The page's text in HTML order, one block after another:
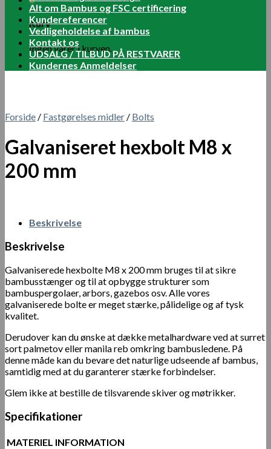
Kurv
Ingen varer i kurven.
Alt om Bambus og FSC certificering
Kundereferencer
Vedligeholdelse af bambus
Kontakt os
UDSALG / TILBUD PÅ RESTVARER
Kundernes Anmeldelser
Forside / Fastgørelses midler / Bolts
Galvaniseret hexbolt M8 x
200 mm
Beskrivelse
Beskrivelse
Galvaniserede hexbolte M8 x 200 mm bruges til at sikre
bambusstænger og til at opbygge strukturer som
bambuspergolaer, arbors, gazebos osv. Alle vores
galvaniserede bolte er meget stærke, pålidelige og af tysk
kvalitet.
Derudover kan du ønske at dække metalhardware ved at surret
sort palmetov eller manila reb omkring bambusledene. På
denne måde kan du bevare det naturlige udseende af bambus,
samtidig med at du garanterer stærke forbindelser.
Glem ikke at bestille de tilsvarende skiver og møtrikker.
Specifikationer
MATERIEL INFORMATION